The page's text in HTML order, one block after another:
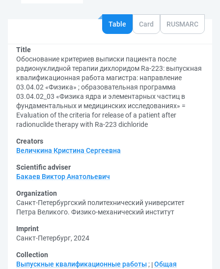
Table Card RUSMARC
Title
Обоснование критериев выписки пациента после
радионуклидной терапии дихлоридом Ra-223: выпускная
квалификационная работа магистра: направление
03.04.02 «Физика» ; образовательная программа
03.04.02_03 «Физика ядра и элементарных частиц в
фундаментальных и медицинских исследованиях» =
Evaluation of the criteria for release of a patient after
radionuclide therapy with Ra-223 dichloride
Creators
Величкина Кристина Сергеевна
Scientific adviser
Бакаев Виктор Анатольевич
Organization
Санкт-Петербургский политехнический университет
Петра Великого. Физико-механический институт
Imprint
Санкт-Петербург, 2024
Collection
Выпускные квалификационные работы ; Общая